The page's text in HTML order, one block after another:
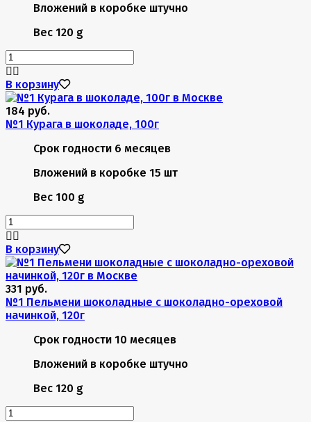
Вложений в коробке штучно
Вес 120 g
В корзину
184 руб.
№1 Курага в шоколаде, 100г
Срок годности 6 месяцев
Вложений в коробке 15 шт
Вес 100 g
В корзину
331 руб.
№1 Пельмени шоколадные с шоколадно-ореховой
начинкой, 120г
Срок годности 10 месяцев
Вложений в коробке штучно
Вес 120 g